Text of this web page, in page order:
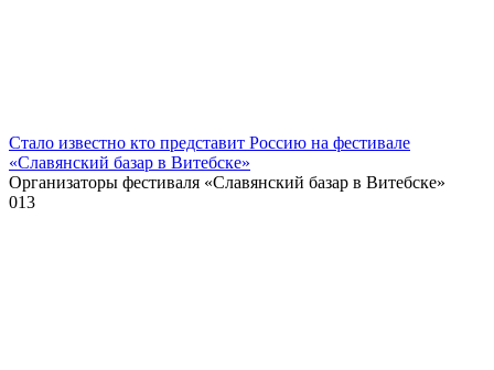
Стало известно кто представит Россию на фестивале
«Славянский базар в Витебске»
Организаторы фестиваля «Славянский базар в Витебске»
013